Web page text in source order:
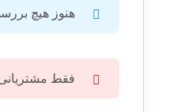
هنوز هیچ
فقط